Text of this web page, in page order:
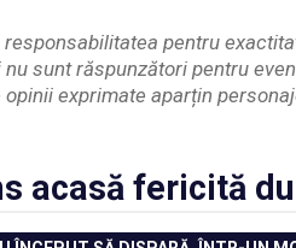
pentru
sunt răspunzători pentru
exprimate aparțin
acasă fericită